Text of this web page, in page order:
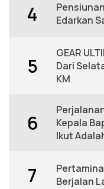
4
Edarkan
5
GEAR
Dari
KM
6
Kepala
Ikut
7
Berjalan